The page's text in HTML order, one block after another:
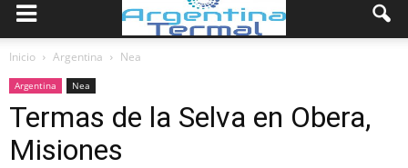
Inicio Argentina Nea
Argentina Nea
Termas de la Selva en Obera,
Misiones